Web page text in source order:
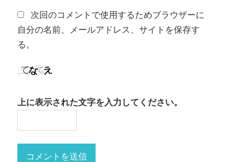
次回のコメントで使用するためブラウザーに
自分の名前、メールアドレス、サイトを保存す
る。
上に表示された文字を入力してください。